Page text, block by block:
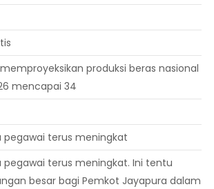
produksi beras nasional
mencapai 34
pegawai terus meningkat
pegawai terus meningkat. Ini tentu
besar bagi Pemkot Jayapura dalam